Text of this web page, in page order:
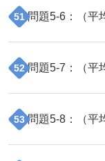
51 問題5-6 ：（平
52 問題5-7 ：（平
53 問題5-8 ：（平